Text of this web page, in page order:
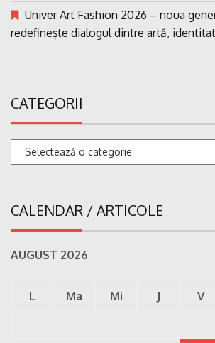
Univer Art Fashion 2026 – noua
redefinește dialogul dintre artă,
CATEGORII
Categorii
CALENDAR / ARTICOLE
AUGUST 2026
L Ma Mi J V